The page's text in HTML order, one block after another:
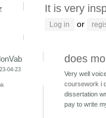
It is very
Log in or
04-23
does
Very well
coursework i
dissertation
pay to write